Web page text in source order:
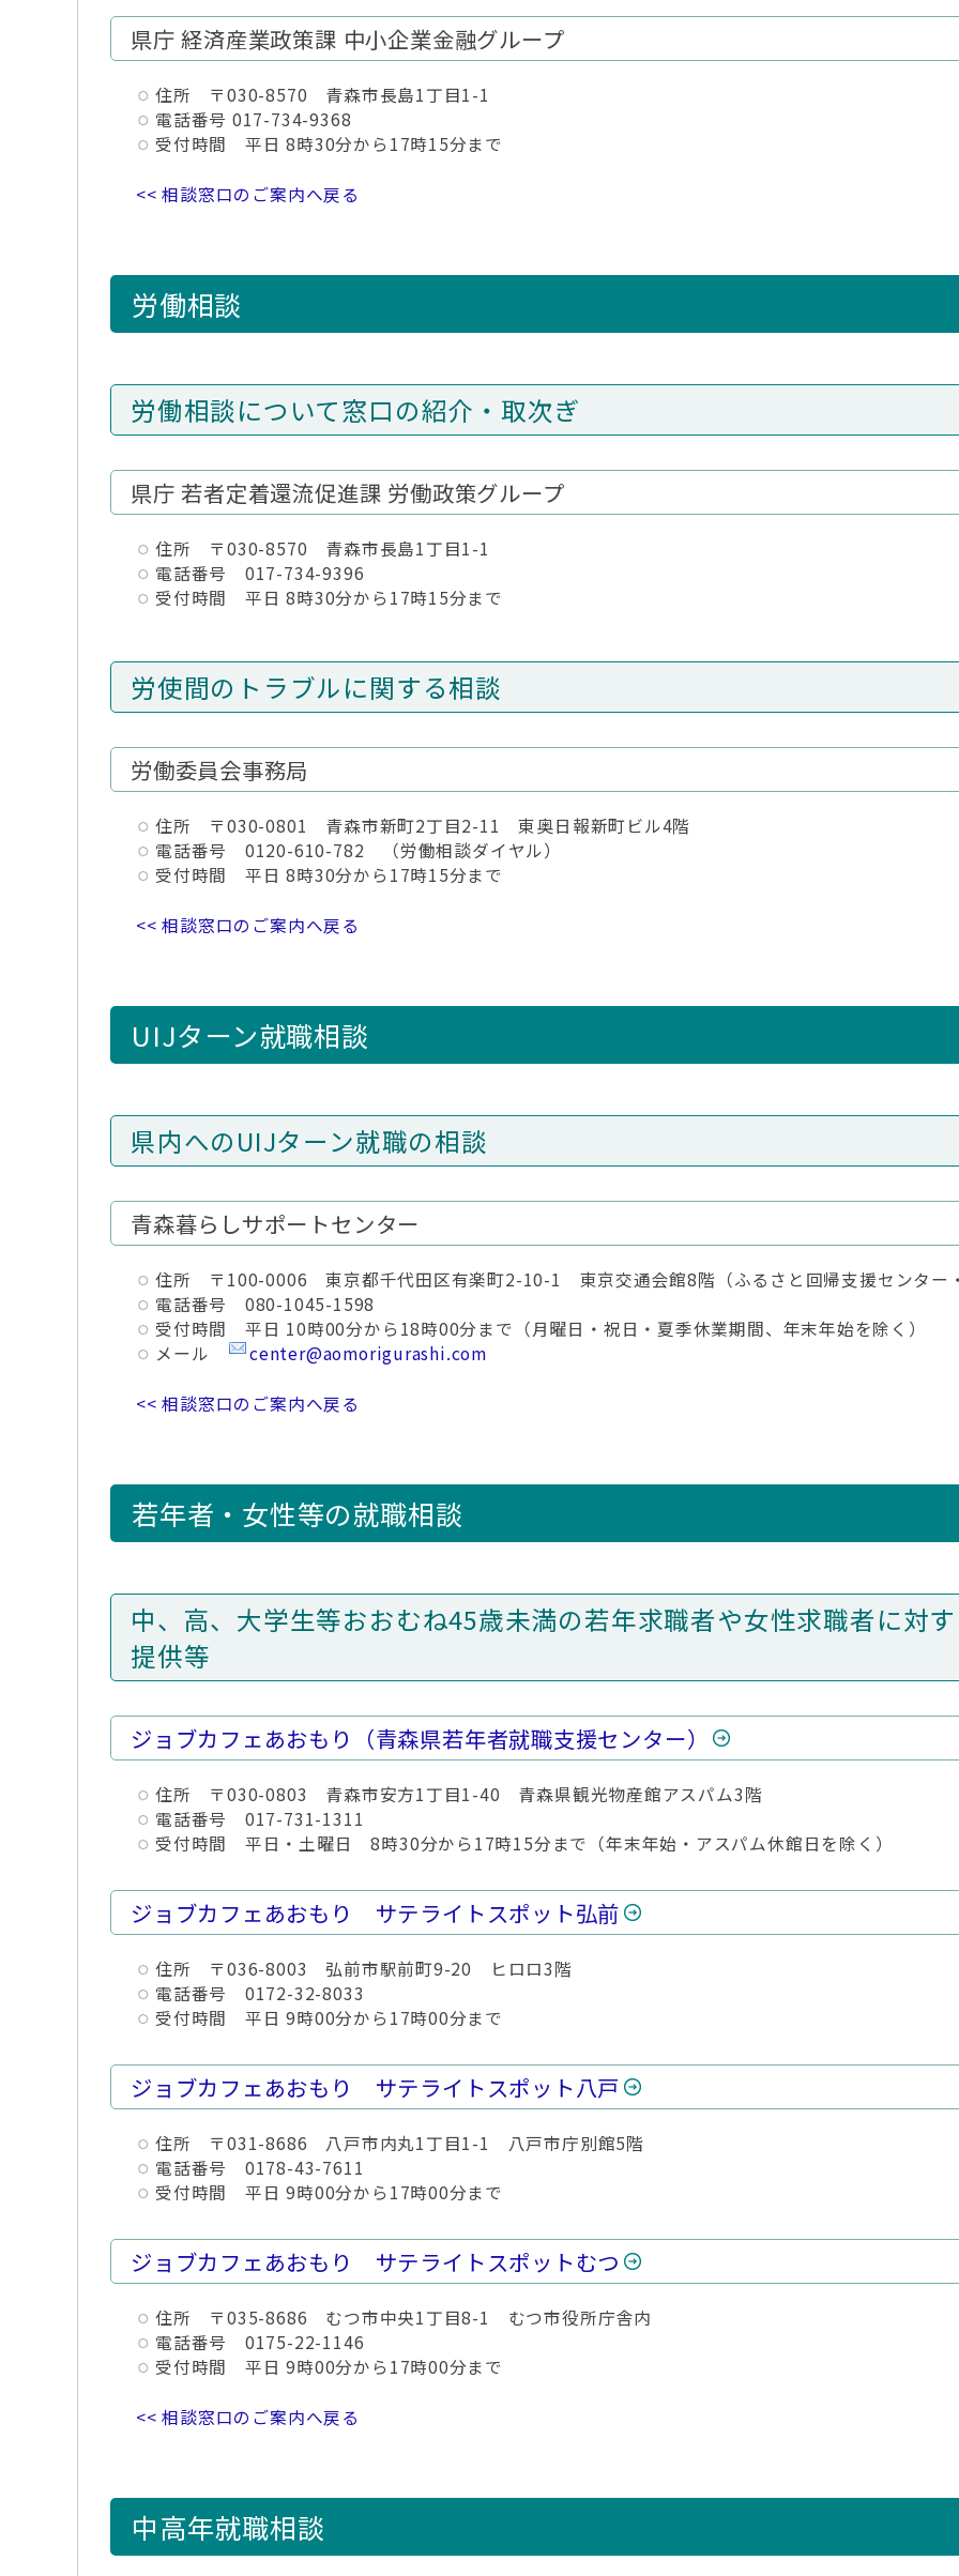
県庁 経済産業政策課 中小企業金融グループ
住所 〒030-8570 青森市長島1丁目1-1
電話番号 017-734-9368
受付時間 平日 8時30分から17時15分まで
<< 相談窓口のご案内へ戻る
労働相談
労働相談について窓口の紹介・取次ぎ
県庁 若者定着還流促進課 労働政策グループ
住所 〒030-8570 青森市長島1丁目1-1
電話番号 017-734-9396
受付時間 平日 8時30分から17時15分まで
労使間のトラブルに関する相談
労働委員会事務局
住所 〒030-0801 青森市新町2丁目2-11 東奥日報新町ビル4階
電話番号 0120-610-782 （労働相談ダイヤル）
受付時間 平日 8時30分から17時15分まで
<< 相談窓口のご案内へ戻る
UIJターン就職相談
県内へのUIJターン就職の相談
青森暮らしサポートセンター
住所 〒100-0006 東京都千代田区有楽町2-10-1 東京交通会館8階（ふるさと回帰支援センター
電話番号 080-1045-1598
受付時間 平日 10時00分から18時00分まで（月曜日・祝日・夏季休業期間、年末年始を除く）
メール
center@aomorigurashi.com
<< 相談窓口のご案内へ戻る
若年者・女性等の就職相談
中、高、大学生等おおむね45歳未満の若年求職者や女性求職者に対
提供等
ジョブカフェあおもり（青森県若年者就職支援センター）
住所 〒030-0803 青森市安方1丁目1-40 青森県観光物産館アスパム3階
電話番号 017-731-1311
受付時間 平日・土曜日 8時30分から17時15分まで（年末年始・アスパム休館日を除く）
ジョブカフェあおもり サテライトスポット弘前
住所 〒036-8003 弘前市駅前町9-20 ヒロロ3階
電話番号 0172-32-8033
受付時間 平日 9時00分から17時00分まで
ジョブカフェあおもり サテライトスポット八戸
住所 〒031-8686 八戸市内丸1丁目1-1 八戸市庁別館5階
電話番号 0178-43-7611
受付時間 平日 9時00分から17時00分まで
ジョブカフェあおもり サテライトスポットむつ
住所 〒035-8686 むつ市中央1丁目8-1 むつ市役所庁舎内
電話番号 0175-22-1146
受付時間 平日 9時00分から17時00分まで
<< 相談窓口のご案内へ戻る
中高年就職相談